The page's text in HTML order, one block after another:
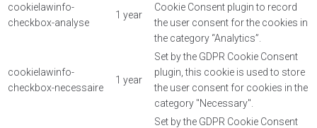
cookielawinfo-
checkbox-analyse
1 year
Cookie Consent plugin to record
the user consent for the cookies in
the category “Analytics”.
cookielawinfo-
checkbox-necessaire
1 year
Set by the GDPR Cookie Consent
plugin, this cookie is used to store
the user consent for cookies in the
category "Necessary".
Set by the GDPR Cookie Consent